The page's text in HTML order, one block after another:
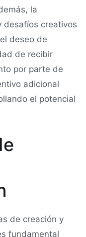
la
desafíos creativos
deseo de
de recibir
por parte de
adicional
el potencial
de creación y
fundamental